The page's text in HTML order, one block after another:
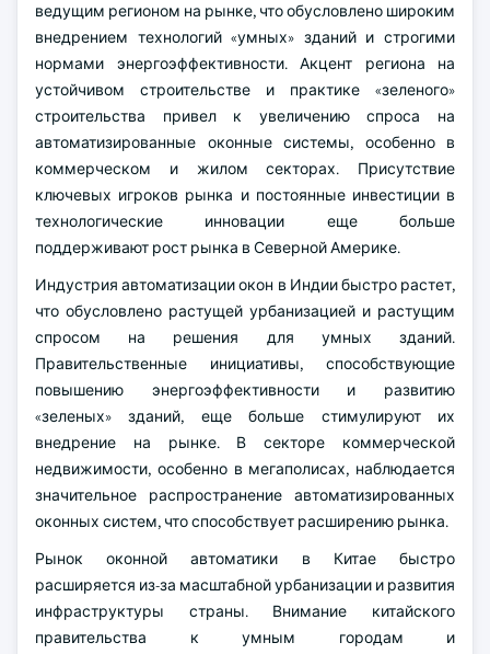
ведущим регионом на рынке, что обусловлено широким
внедрением технологий «умных» зданий и строгими
нормами энергоэффективности. Акцент региона на
устойчивом строительстве и практике «зеленого»
строительства привел к увеличению спроса на
автоматизированные оконные системы, особенно в
коммерческом и жилом секторах. Присутствие
ключевых игроков рынка и постоянные инвестиции в
технологические инновации еще больше
поддерживают рост рынка в Северной Америке.
Индустрия автоматизации окон в Индии быстро растет,
что обусловлено растущей урбанизацией и растущим
спросом на решения для умных зданий.
Правительственные инициативы, способствующие
повышению энергоэффективности и развитию
«зеленых» зданий, еще больше стимулируют их
внедрение на рынке. В секторе коммерческой
недвижимости, особенно в мегаполисах, наблюдается
значительное распространение автоматизированных
оконных систем, что способствует расширению рынка.
Рынок оконной автоматики в Китае быстро
расширяется из-за масштабной урбанизации и развития
инфраструктуры страны. Внимание китайского
правительства к умным городам и